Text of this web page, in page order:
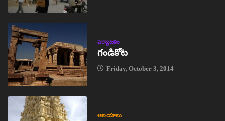
పర్యాటకం
గండికోట
Friday, October 3, 2014
ఆలయాలు